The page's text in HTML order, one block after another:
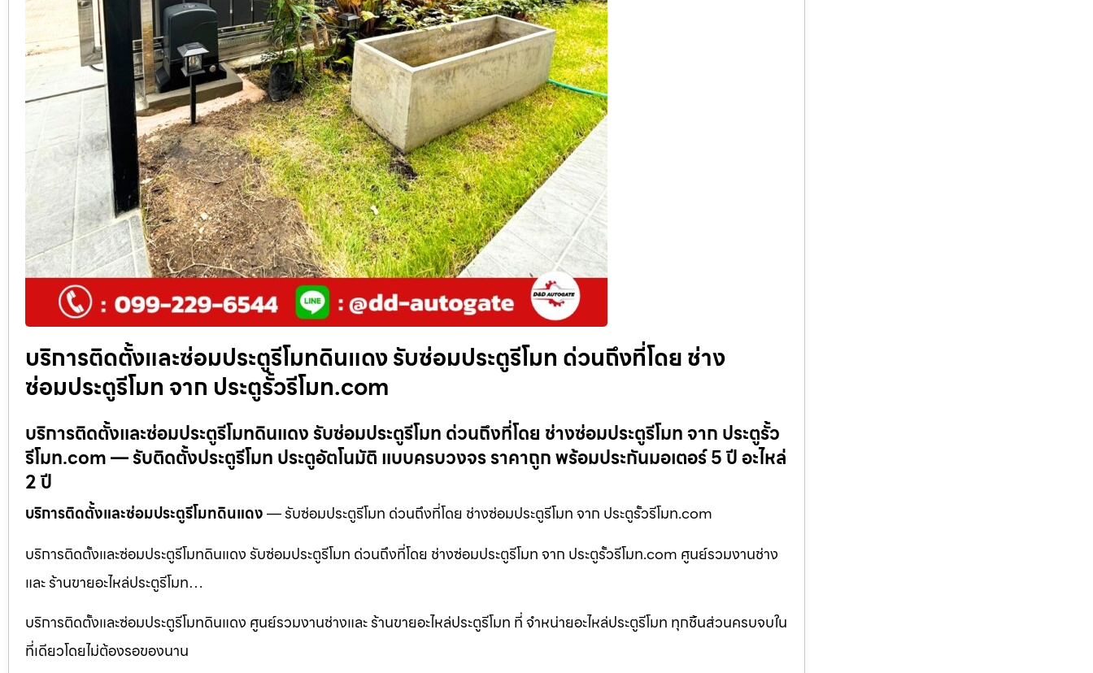
บริการติดตั้งและซ่อมประตูรีโมทดินแดง รับซ่อมประตูรีโมท ด่วนถึงที่โดย ช่าง
ซ่อมประตูรีโมท จาก ประตูรั้วรีโมท.com
บริการติดตั้งและซ่อมประตูรีโมทดินแดง รับซ่อมประตูรีโมท ด่วนถึงที่โดย ช่างซ่อมประตูรีโมท จาก ประตูรั้ว
รีโมท.com — รับติดตั้งประตูรีโมท ประตูอัตโนมัติ แบบครบวงจร ราคาถูก พร้อมประกันมอเตอร์ 5 ปี อะไหล่
2 ปี
บริการติดตั้งและซ่อมประตูรีโมทดินแดง— รับซ่อมประตูรีโมท ด่วนถึงที่โดย ช่างซ่อมประตูรีโมท จาก ประตูรั้วรีโมท.com
บริการติดตั้งและซ่อมประตูรีโมทดินแดง รับซ่อมประตูรีโมท ด่วนถึงที่โดย ช่างซ่อมประตูรีโมท จาก ประตูรั้วรีโมท.com ศูนย์รวมงานช่าง
และ ร้านขายอะไหล่ประตูรีโมท…
บริการติดตั้งและซ่อมประตูรีโมทดินแดง ศูนย์รวมงานช่างและ ร้านขายอะไหล่ประตูรีโมท ที่ จำหน่ายอะไหล่ประตูรีโมท ทุกชิ้นส่วนครบจบใน
ที่เดียวโดยไม่ต้องรอของนาน